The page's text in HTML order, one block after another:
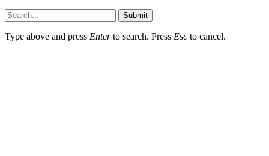
Submit
Type above and press Enterto search. Press Esc to cancel.